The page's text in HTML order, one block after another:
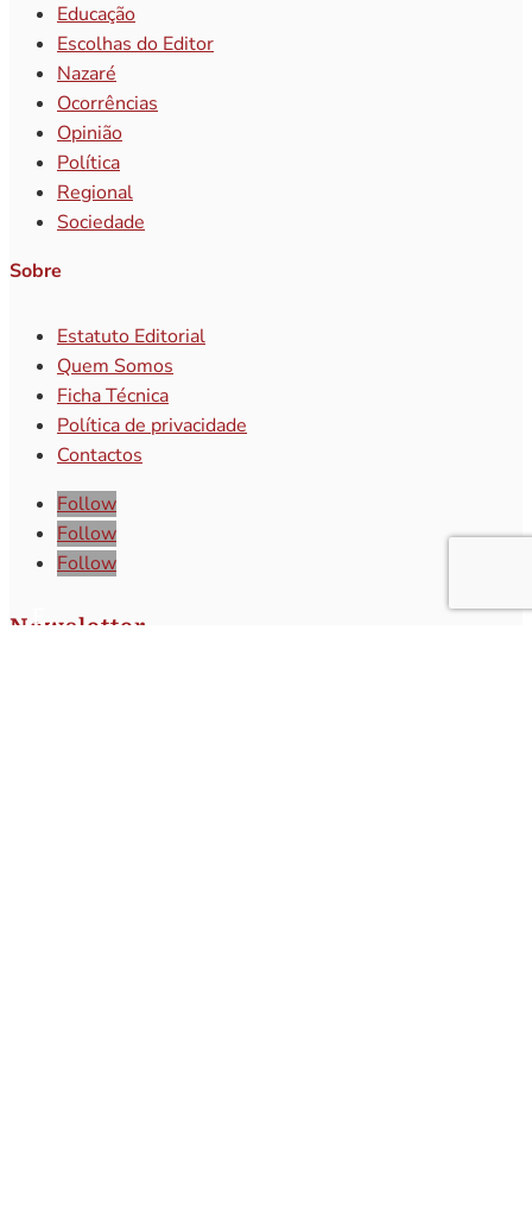
Educação
Escolhas do Editor
Nazaré
Ocorrências
Opinião
Política
Regional
Sociedade
Sobre
Estatuto Editorial
Quem Somos
Ficha Técnica
Política de privacidade
Contactos
Follow
Follow
Follow
Newsletter